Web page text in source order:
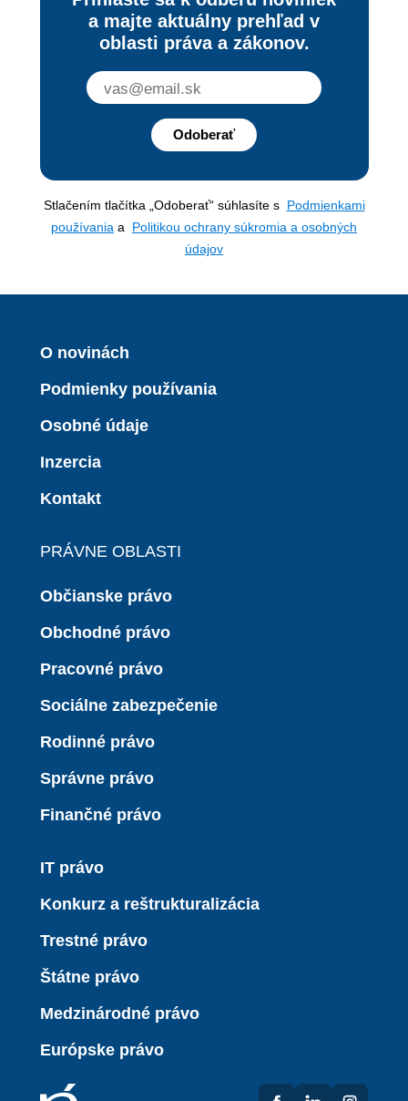
a majte aktuálny prehľad v
oblasti práva a zákonov.
Odoberať
Stlačením tlačítka „Odoberať“ súhlasíte s Podmienkami
používania a Politikou ochrany súkromia a osobných
údajov
O novinách
Podmienky používania
Osobné údaje
Inzercia
Kontakt
PRÁVNE OBLASTI
Občianske právo
Obchodné právo
Pracovné právo
Sociálne zabezpečenie
Rodinné právo
Správne právo
Finančné právo
IT právo
Konkurz a reštrukturalizácia
Trestné právo
Štátne právo
Medzinárodné právo
Európske právo